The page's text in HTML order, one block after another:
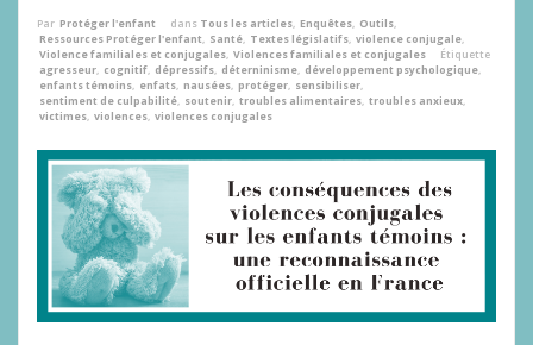
Par Protéger l'enfant dans Tous les articles, Enquêtes, Outils,
Ressources Protéger l'enfant, Santé, Textes législatifs, violence conjugale,
Violence familiales et conjugales, Violences familiales et conjugales
Étiquette
agresseur, cognitif, dépressifs, déterninisme, développement psychologique,
enfants témoins, enfats, nausées, protéger, sensibiliser,
sentiment de culpabilité, soutenir, troubles alimentaires, troubles anxieux,
victimes, violences, violences conjugales